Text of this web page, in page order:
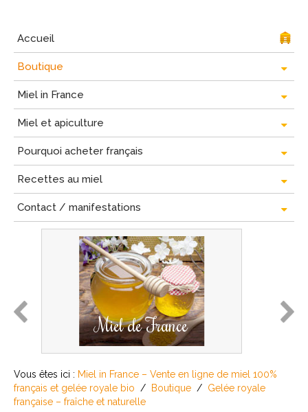
Accueil
Boutique
Miel in France
Miel et apiculture
Pourquoi acheter français
Recettes au miel
Contact / manifestations
Miel de France
Vous êtes ici : Miel in France – Vente en ligne de miel 100%
français et gelée royale bio / Boutique / Gelée royale
française – fraîche et naturelle